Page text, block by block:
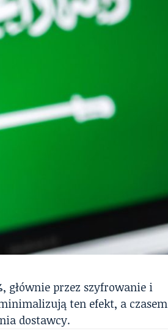
, głównie przez szyfrowanie i
ten efekt, a czasem
dostawcy.